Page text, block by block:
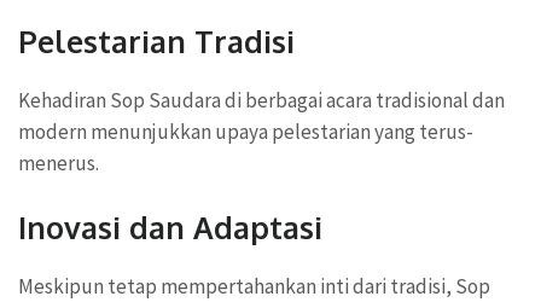
Pelestarian Tradisi
Kehadiran Sop Saudara di berbagai acara tradisional dan
modern menunjukkan upaya pelestarian yang terus-
menerus.
Inovasi dan Adaptasi
Meskipun tetap mempertahankan inti dari tradisi, Sop